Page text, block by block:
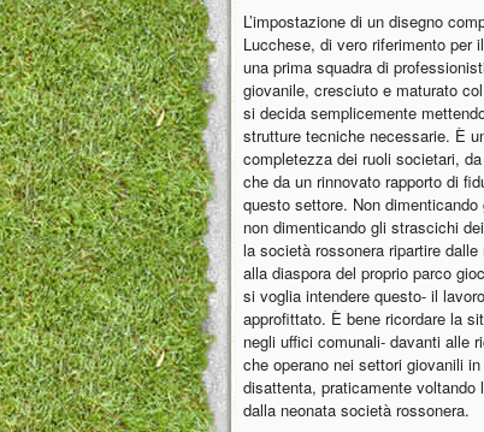
L’impostazione di un disegno
Lucchese, di vero riferimento per
una prima squadra di
giovanile, cresciuto e maturato
si decida semplicemente
strutture tecniche necessarie. È
completezza dei ruoli societari,
che da un rinnovato rapporto di
questo settore. Non
non dimenticando gli strascichi
la società rossonera ripartire
alla diaspora del proprio parco
si voglia intendere questo- il
approfittato. È bene ricordare la
negli uffici comunali- davanti alle
che operano nei settori giovanili
disattenta, praticamente
dalla neonata società rossonera.